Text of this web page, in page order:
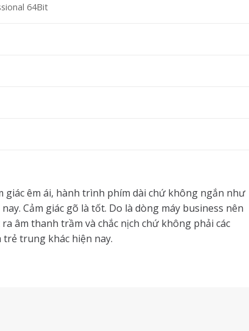
64Bit
giác êm ái, hành trình phím dài chứ không ngắn như
Cảm giác gõ là tốt. Do là dòng máy business nên
âm thanh trầm và chắc nịch chứ không phải các
trung khác hiện nay.